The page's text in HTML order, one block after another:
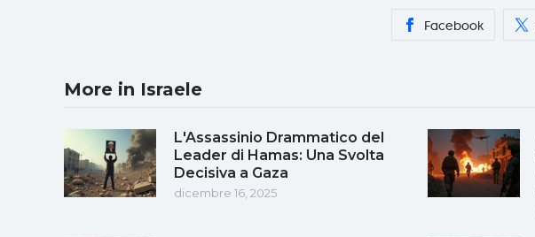
Facebook
More in Israele
L'Assassinio Drammatico del
Leader di Hamas: Una Svolta
Decisiva a Gaza
dicembre 16, 2025